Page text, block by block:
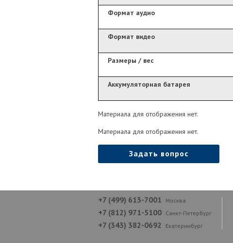
Формат аудио
Формат видео
Размеры / вес
Аккумуляторная батарея
Материала для отображения нет.
Материала для отображения нет.
Задать вопрос
+7 (499) 613-7001 Москва
+7 (812) 971-5100 Санкт-Петербург
+7 (343) 382-0692 Екатеринбург